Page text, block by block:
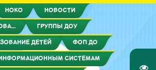
НОКО НОВОСТИ
ГРУППЫ ДОУ
ДЕТЕЙ ФОП ДО
СИСТЕМАМ